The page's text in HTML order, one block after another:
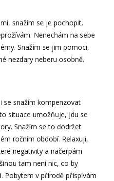
snažím se je pochopit,
Nenechám na sebe
Snažím se jim pomoci,
nezdary neberu osobně.
se snažím kompenzovat
situace umožňuje, jdu se
Snažím se to dodržet
ročním období. Relaxuji,
negativity a načerpám
tam není nic, co by
Pobytem v přírodě přispívám